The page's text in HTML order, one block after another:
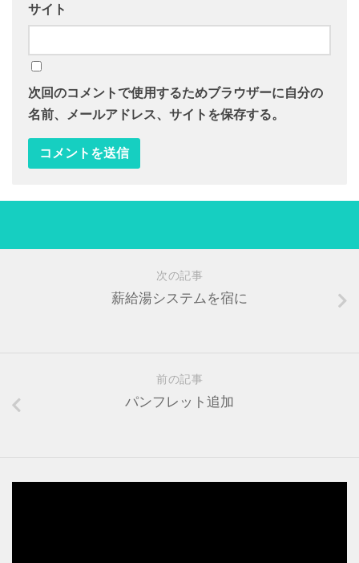
サイト
次回のコメントで使用するためブラウザーに自分の
名前、メールアドレス、サイトを保存する。
次の記事
薪給湯システムを宿に
前の記事
パンフレット追加